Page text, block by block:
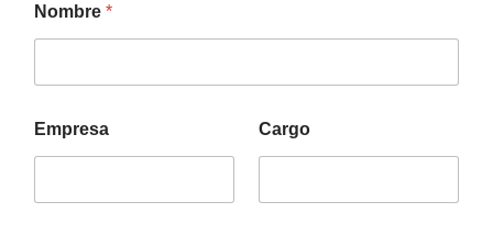
Nombre *
Empresa Cargo